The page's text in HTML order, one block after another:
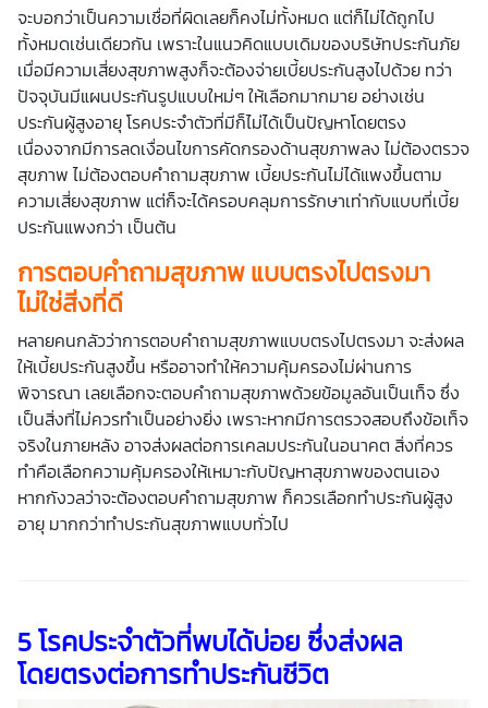
จะบอกว่าเป็นความเชื่อที่ผิดเลยก็คงไม่ทั้งหมด แต่ก็ไม่ได้ถูกไป
ทั้งหมดเช่นเดียวกัน เพราะในแนวคิดแบบเดิมของบริษัทประกันภัย
เมื่อมีความเสี่ยงสุขภาพสูงก็จะต้องจ่ายเบี้ยประกันสูงไปด้วย ทว่า
ปัจจุบันมีแผนประกันรูปแบบใหม่ๆ ให้เลือกมากมาย อย่างเช่น
ประกันผู้สูงอายุ โรคประจำตัวที่มีก็ไม่ได้เป็นปัญหาโดยตรง
เนื่องจากมีการลดเงื่อนไขการคัดกรองด้านสุขภาพลง ไม่ต้องตรวจ
สุขภาพ ไม่ต้องตอบคำถามสุขภาพ เบี้ยประกันไม่ได้แพงขึ้นตาม
ความเสี่ยงสุขภาพ แต่ก็จะได้ครอบคลุมการรักษาเท่ากับแบบที่เบี้ย
ประกันแพงกว่า เป็นต้น
การตอบคำถามสุขภาพ แบบตรงไปตรงมา
ไม่ใช่สิ่งที่ดี
หลายคนกลัวว่าการตอบคำถามสุขภาพแบบตรงไปตรงมา จะส่งผล
ให้เบี้ยประกันสูงขึ้น หรืออาจทำให้ความคุ้มครองไม่ผ่านการ
พิจารณา เลยเลือกจะตอบคำถามสุขภาพด้วยข้อมูลอันเป็นเท็จ ซึ่ง
เป็นสิ่งที่ไม่ควรทำเป็นอย่างยิ่ง เพราะหากมีการตรวจสอบถึงข้อเท็จ
จริงในภายหลัง อาจส่งผลต่อการเคลมประกันในอนาคต สิ่งที่ควร
ทำคือเลือกความคุ้มครองให้เหมาะกับปัญหาสุขภาพของตนเอง
หากกังวลว่าจะต้องตอบคำถามสุขภาพ ก็ควรเลือกทำประกันผู้สูง
อายุ มากกว่าทำประกันสุขภาพแบบทั่วไป
5โรคประจำตัวที่พบได้บ่อย ซึ่งส่งผล
โดยตรงต่อการทำประกันชีวิต